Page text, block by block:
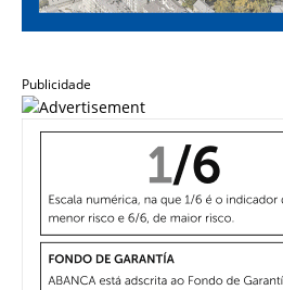
Publicidade